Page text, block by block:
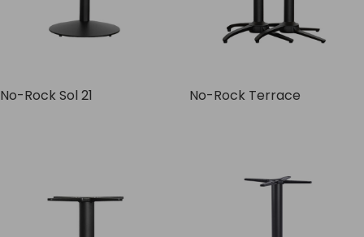
No-Rock Sol 21 No-Rock Terrace